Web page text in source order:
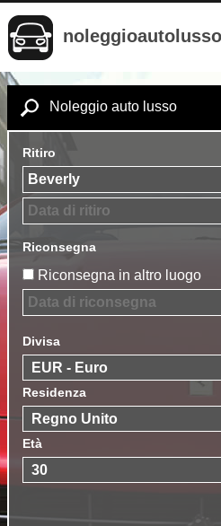
Noleggio auto lusso
Ritiro
Riconsegna
Riconsegna in altro luogo
Divisa
Residenza
Età